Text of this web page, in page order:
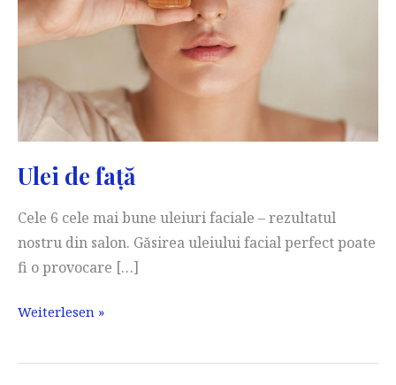
Ulei de față
Cele 6 cele mai bune uleiuri faciale – rezultatul
nostru din salon. Găsirea uleiului facial perfect poate
fi o provocare […]
Ulei
față
Weiterlesen »